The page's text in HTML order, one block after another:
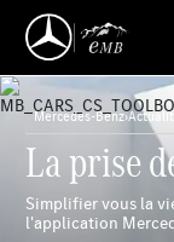
Mercedes-Benz›
La prise
Simplifier vous la
l'application